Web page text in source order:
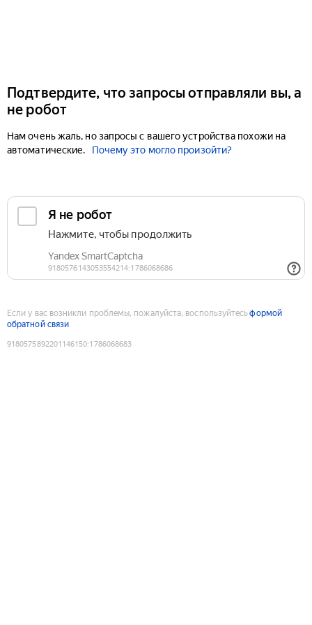
Подтвердите, что запросы отправляли вы, а
не робот
Нам очень жаль, но запросы с вашего устройства похожи на
автоматические.
Почему это могло произойти?
Если у вас возникли проблемы, пожалуйста, воспользуйтесьформой
обратной связи
9180575892201146150:1786068683